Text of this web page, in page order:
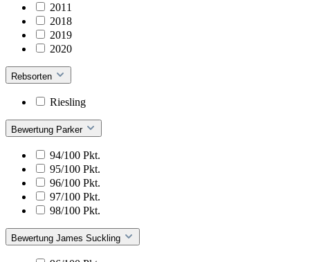
2011
2018
2019
2020
Rebsorten
Riesling
Bewertung Parker
94/100 Pkt.
95/100 Pkt.
96/100 Pkt.
97/100 Pkt.
98/100 Pkt.
Bewertung James Suckling